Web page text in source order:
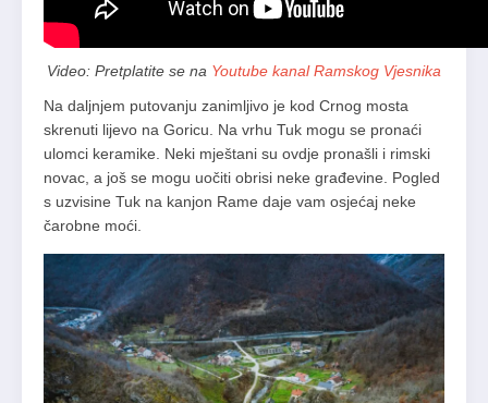
Video: Pretplatite se na Youtube kanal Ramskog Vjesnika
Na daljnjem putovanju zanimljivo je kod Crnog mosta
skrenuti lijevo na Goricu. Na vrhu Tuk mogu se pronaći
ulomci keramike. Neki mještani su ovdje pronašli i rimski
novac, a još se mogu uočiti obrisi neke građevine. Pogled
s uzvisine Tuk na kanjon Rame daje vam osjećaj neke
čarobne moći.